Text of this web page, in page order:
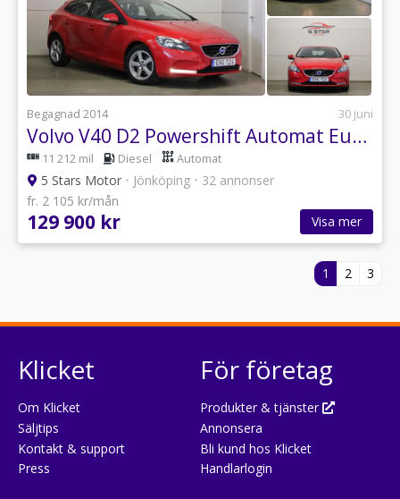
Begagnad 2014 30 juni
Volvo V40 D2 Powershift Automat Euro 5 P-sesnor
11 212 mil Diesel Automat
5 Stars Motor • Jönköping • 32 annonser
fr. 2 105 kr/mån
129 900 kr Visa mer
1 2 3
Klicket
Om Klicket
Säljtips
Kontakt & support
Press
För företag
Produkter & tjänster
Annonsera
Bli kund hos Klicket
Handlarlogin